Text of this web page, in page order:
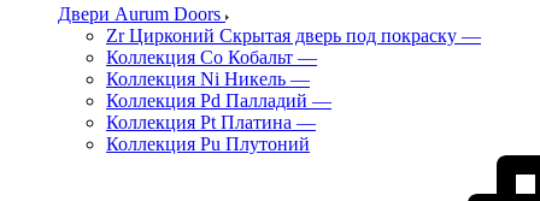
Двери Aurum Doors
Zr Цирконий Скрытая дверь под покраску —
Коллекция Co Кобальт —
Коллекция Ni Никель —
Коллекция Pd Палладий —
Коллекция Pt Платина —
Коллекция Pu Плутоний